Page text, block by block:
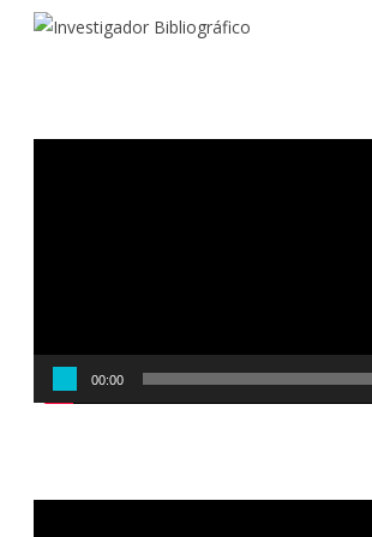
Reproductor
00:00
Reproductor